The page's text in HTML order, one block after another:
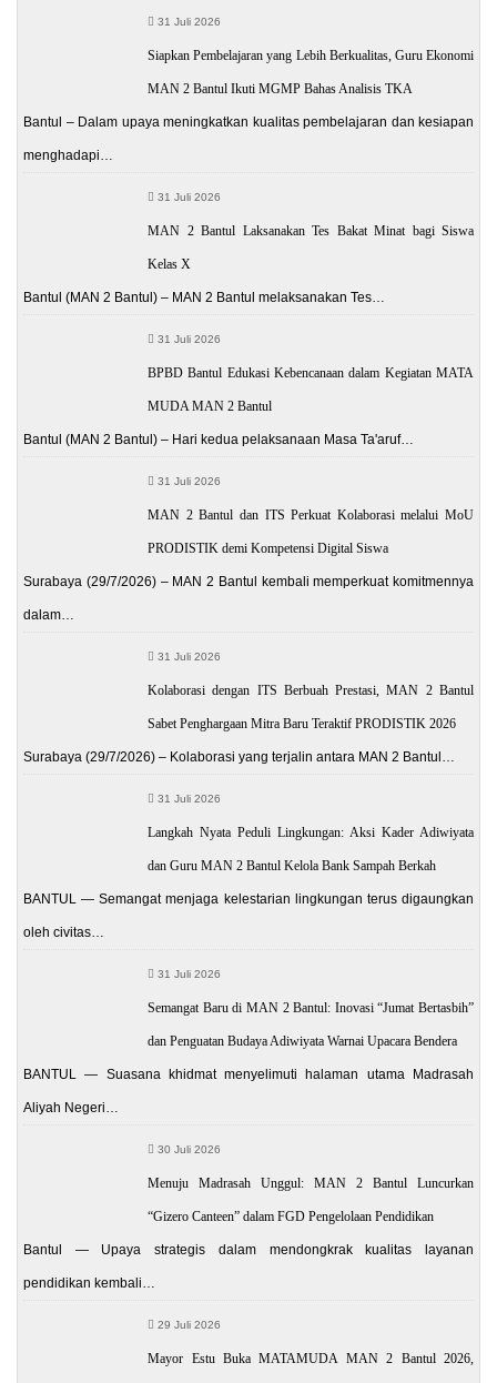
31 Juli 2026
Siapkan Pembelajaran yang Lebih Berkualitas, Guru Ekonomi
MAN 2 Bantul Ikuti MGMP Bahas Analisis TKA
Bantul – Dalam upaya meningkatkan kualitas pembelajaran dan kesiapan
menghadapi…
31 Juli 2026
MAN 2 Bantul Laksanakan Tes Bakat Minat bagi Siswa
Kelas X
Bantul (MAN 2 Bantul) – MAN 2 Bantul melaksanakan Tes…
31 Juli 2026
BPBD Bantul Edukasi Kebencanaan dalam Kegiatan MATA
MUDA MAN 2 Bantul
Bantul (MAN 2 Bantul) – Hari kedua pelaksanaan Masa Ta'aruf…
31 Juli 2026
MAN 2 Bantul dan ITS Perkuat Kolaborasi melalui MoU
PRODISTIK demi Kompetensi Digital Siswa
Surabaya (29/7/2026) – MAN 2 Bantul kembali memperkuat komitmennya
dalam…
31 Juli 2026
Kolaborasi dengan ITS Berbuah Prestasi, MAN 2 Bantul
Sabet Penghargaan Mitra Baru Teraktif PRODISTIK 2026
Surabaya (29/7/2026) – Kolaborasi yang terjalin antara MAN 2 Bantul…
31 Juli 2026
Langkah Nyata Peduli Lingkungan: Aksi Kader Adiwiyata
dan Guru MAN 2 Bantul Kelola Bank Sampah Berkah
BANTUL — Semangat menjaga kelestarian lingkungan terus digaungkan
oleh civitas…
31 Juli 2026
Semangat Baru di MAN 2 Bantul: Inovasi “Jumat Bertasbih”
dan Penguatan Budaya Adiwiyata Warnai Upacara Bendera
BANTUL — Suasana khidmat menyelimuti halaman utama Madrasah
Aliyah Negeri…
30 Juli 2026
Menuju Madrasah Unggul: MAN 2 Bantul Luncurkan
“Gizero Canteen” dalam FGD Pengelolaan Pendidikan
Bantul — Upaya strategis dalam mendongkrak kualitas layanan
pendidikan kembali…
29 Juli 2026
Mayor Estu Buka MATAMUDA MAN 2 Bantul 2026,